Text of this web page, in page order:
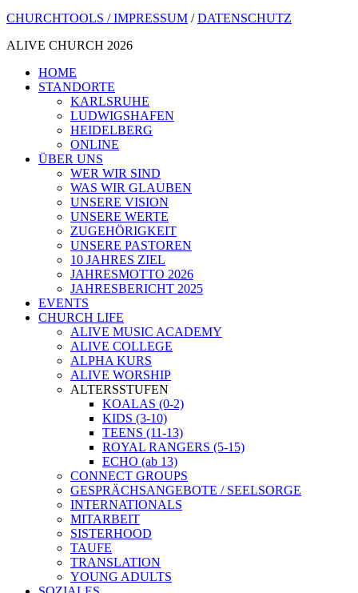
CHURCHTOOLS /IMPRESSUM /DATENSCHUTZ
ALIVE CHURCH 2026
Menü
schließen
HOME
STANDORTE
KARLSRUHE
LUDWIGSHAFEN
HEIDELBERG
ONLINE
ÜBER UNS
WER WIR SIND
WAS WIR GLAUBEN
UNSERE VISION
UNSERE WERTE
ZUGEHÖRIGKEIT
UNSERE PASTOREN
10 JAHRES ZIEL
JAHRESMOTTO 2026
JAHRESBERICHT 2025
EVENTS
CHURCH LIFE
ALIVE MUSIC ACADEMY
ALIVE COLLEGE
ALPHA KURS
ALIVE WORSHIP
ALTERSSTUFEN
KOALAS (0-2)
KIDS (3-10)
TEENS (11-13)
ROYAL RANGERS (5-15)
ECHO (ab 13)
CONNECT GROUPS
GESPRÄCHSANGEBOTE / SEELSORGE
INTERNATIONALS
MITARBEIT
SISTERHOOD
TAUFE
TRANSLATION
YOUNG ADULTS